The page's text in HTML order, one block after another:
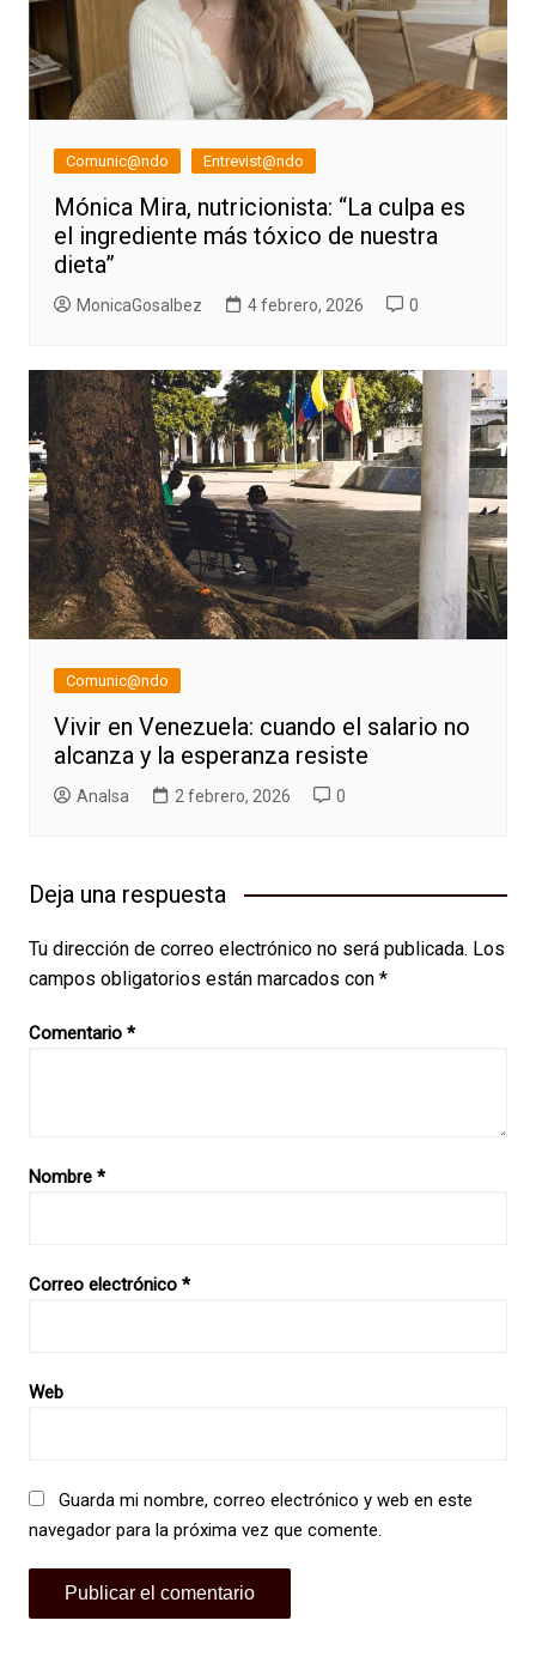
Comunic@ndo Entrevist@ndo
Mónica Mira, nutricionista: “La culpa es
el ingrediente más tóxico de nuestra
dieta”
MonicaGosalbez 4 febrero, 2026 0
Comunic@ndo
Vivir en Venezuela: cuando el salario no
alcanza y la esperanza resiste
AnaIsa 2 febrero, 2026 0
Deja una respuesta
Tu dirección de correo electrónico no será publicada. Los
campos obligatorios están marcados con *
Comentario *
Nombre *
Correo electrónico *
Web
Guarda mi nombre, correo electrónico y web en este
navegador para la próxima vez que comente.